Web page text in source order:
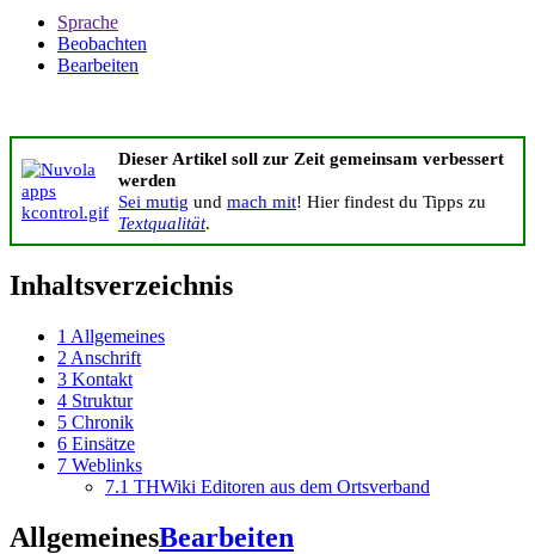
Sprache
Beobachten
Bearbeiten
Dieser Artikel soll zur Zeit gemeinsam verbessert
werden
Sei mutig und mach mit! Hier findest du Tipps zu
Textqualität.
Inhaltsverzeichnis
1 Allgemeines
2 Anschrift
3 Kontakt
4 Struktur
5 Chronik
6 Einsätze
7 Weblinks
7.1 THWiki Editoren aus dem Ortsverband
AllgemeinesBearbeiten